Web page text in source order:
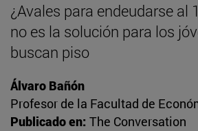
¿Avales para endeudarse al
no es la solución para los
buscan piso
Álvaro Bañón
Profesor de la Facultad de
Publicado en: The Conversation